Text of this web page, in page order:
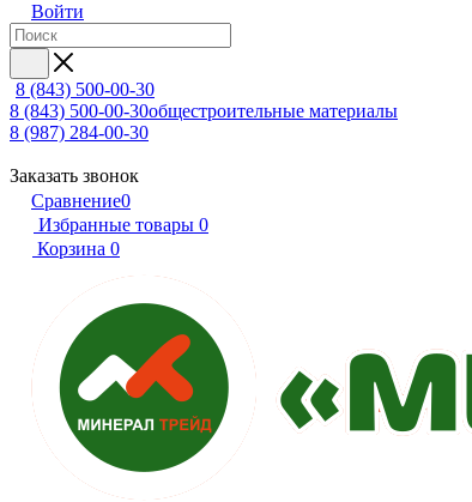
Войти
8 (843) 500-00-30
8 (843) 500-00-30общестроительные материалы
8 (987) 284-00-30
Заказать звонок
Сравнение0
Избранные товары 0
Корзина 0